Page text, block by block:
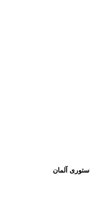
آلمان